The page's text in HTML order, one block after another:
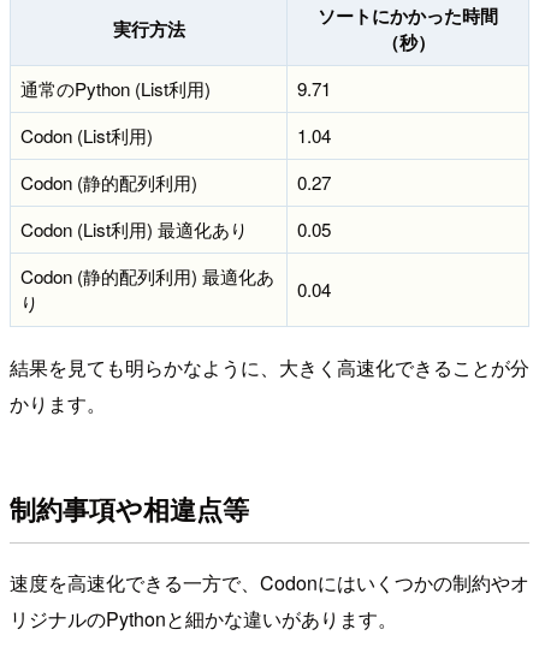
実行方法
ソートにかかった時間
（秒）
通常のPython (List利用)
9.71
Codon (List利用)
1.04
Codon (静的配列利用)
0.27
Codon (List利用) 最適化あり
0.05
Codon (静的配列利用) 最適化あ
り
0.04
結果を見ても明らかなように、大きく高速化できることが分
かります。
制約事項や相違点等
速度を高速化できる一方で、Codonにはいくつかの制約やオ
リジナルのPythonと細かな違いがあります。